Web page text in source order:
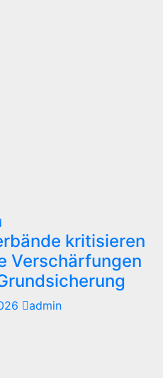
kritisieren
Verschärfungen
admin